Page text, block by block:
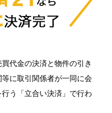
代金の決済と物件の引き
に取引関係者が一同に会
う「立合い決済」で行わ